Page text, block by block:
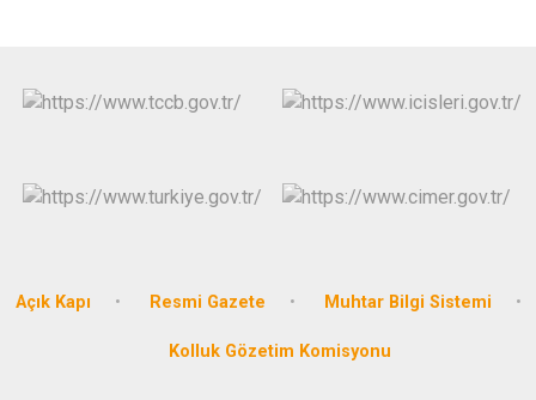
Açık Kapı Resmi Gazete Muhtar Bilgi Sistemi
Kolluk Gözetim Komisyonu